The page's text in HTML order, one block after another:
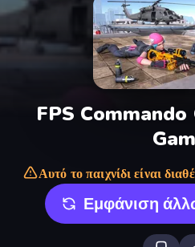
FPS
Αυτό το παιχνίδι είναι
Εμφάνιση